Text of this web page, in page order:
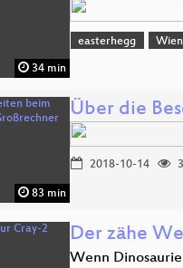
34 min
easterhegg Wien
83 min
Über die
2018-10-14
Der zähe
Wenn